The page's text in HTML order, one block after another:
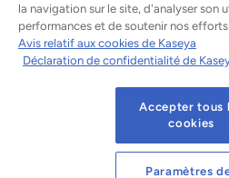
Français
Déclaration relative à
Mentions
Conditions
Déclaration de
la navigation sur le site, d'analyser son
performances et de soutenir nos efforts
Avis relatif aux cookies de Kaseya
Déclaration de confidentialité de
Accepter tous
cookies
Paramètres